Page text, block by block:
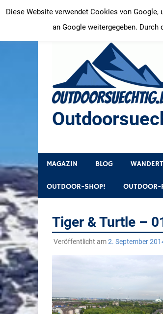
Inhalt
springen
MAGAZIN BLOG
OUTDOOR-SHOP! OUTDOOR-
Tiger & Turtle –
Veröffentlicht am2. September
Diese Website verwendet Cookies von
an Google weitergegeben.